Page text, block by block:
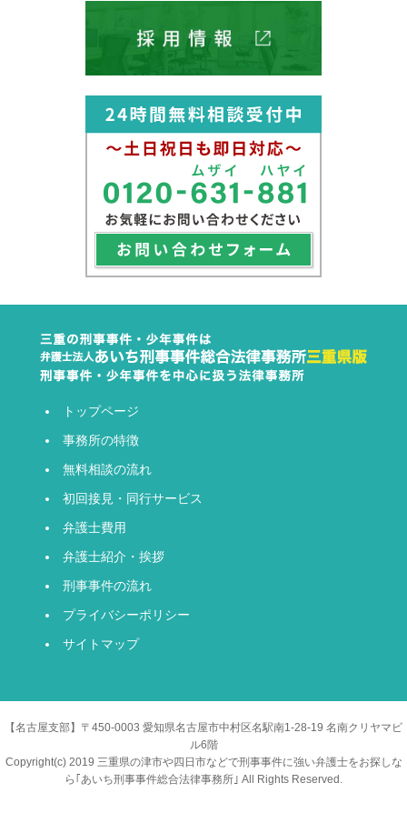
トップページ
事務所の特徴
無料相談の流れ
初回接見・同行サービス
弁護士費用
弁護士紹介・挨拶
刑事事件の流れ
プライバシーポリシー
サイトマップ
【名古屋支部】〒450-0003 愛知県名古屋市中村区名駅南1-28-19 名南クリヤマビ
ル6階
Copyright(c) 2019 三重県の津市や四日市などで刑事事件に強い弁護士をお探しな
ら｢あいち刑事事件総合法律事務所｣ All Rights Reserved.